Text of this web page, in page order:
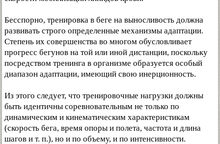
Бесспорно, тренировка в беге на выносливость должна
развивать строго определенные механизмы адаптации.
Степень их совершенства во многом обусловливает
прогресс бегунов на той или иной дистанции, поскольку
посредством тренинга в организме образуется особый
диапазон адаптации, имеющий свою инерционность.
Из этого следует, что тренировочные нагрузки должны
быть идентичны соревновательным не только по
динамическим и кинематическим характеристикам
(скорость бега, время опоры и полета, частота и длина
шагов и т. п.), но и по объему, и по интенсивности.